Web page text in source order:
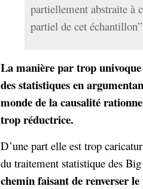
partiellement abstraite à
partiel de cet
La manière par trop univoque
des statistiques en
monde de la causalité
trop réductrice.
D’une part elle est trop
du traitement statistique des
chemin faisant de renverser